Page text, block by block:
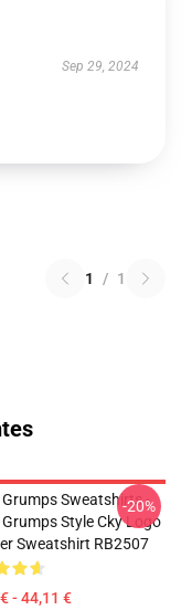
Sep 29, 2024
1 / 1
Grumps Sweatshirts -
Style Cky Logo
Sweatshirt RB2507
- 44,11 €
-20%